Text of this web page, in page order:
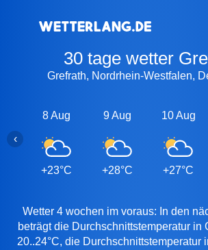
30 tage wetter
Grefrath, Nordrhein-Westfalen,
8 Aug
+23°C
9 Aug
+28°C
10 Aug
+27°C
‹
Wetter 4 wochen im voraus: In den
beträgt die Durchschnittstemperatur in
20..24°C, die Durchschnittstemperatur